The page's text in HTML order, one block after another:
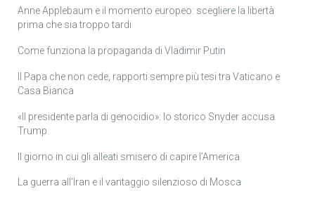
Anne Applebaum e il momento europeo: scegliere la libertà
prima che sia troppo tardi
Come funziona la propaganda di Vladimir Putin
Il Papa che non cede, rapporti sempre più tesi tra Vaticano e
Casa Bianca
«Il presidente parla di genocidio»: lo storico Snyder accusa
Trump
Il giorno in cui gli alleati smisero di capire l’America
La guerra all’Iran e il vantaggio silenzioso di Mosca